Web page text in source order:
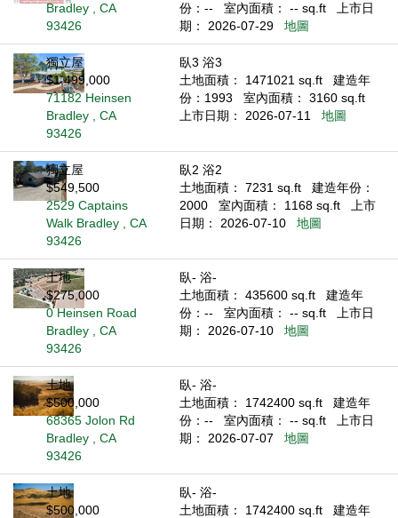
Bradley , CA
93426
份：--
室內面積： -- sq.ft
上市日
期： 2026-07-29
地圖
獨立屋
$1,499,000
71182 Heinsen
Bradley , CA
93426
臥3 浴3
土地面積： 1471021 sq.ft
建造年
份：1993
室內面積： 3160 sq.ft
上市日期： 2026-07-11
地圖
獨立屋
$549,500
2529 Captains
Walk Bradley , CA
93426
臥2 浴2
土地面積： 7231 sq.ft
建造年份：
2000
室內面積： 1168 sq.ft
上市
日期： 2026-07-10
地圖
土地
$275,000
0 Heinsen Road
Bradley , CA
93426
臥- 浴-
土地面積： 435600 sq.ft
建造年
份：--
室內面積： -- sq.ft
上市日
期： 2026-07-10
地圖
土地
$500,000
68365 Jolon Rd
Bradley , CA
93426
臥- 浴-
土地面積： 1742400 sq.ft
建造年
份：--
室內面積： -- sq.ft
上市日
期： 2026-07-07
地圖
土地
$500,000
臥- 浴-
土地面積： 1742400 sq.ft
建造年